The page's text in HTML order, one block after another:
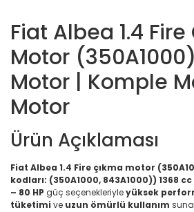
Fiat Albea 1.4 Fire
Motor
Motor | Komple
Motor
Ürün Açıklaması
Fiat Albea 1.4 Fire çıkma motor
kodları: (350A1000, 843A1000)) 1368
– 80 HP güç seçenekleriyleyüksek
tüketimi ve uzun ömürlü kullanım